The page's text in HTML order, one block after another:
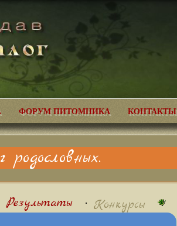
ФОРУМ ПИТОМНИКА КОНТАКТЫ
Результаты• Конкурсы